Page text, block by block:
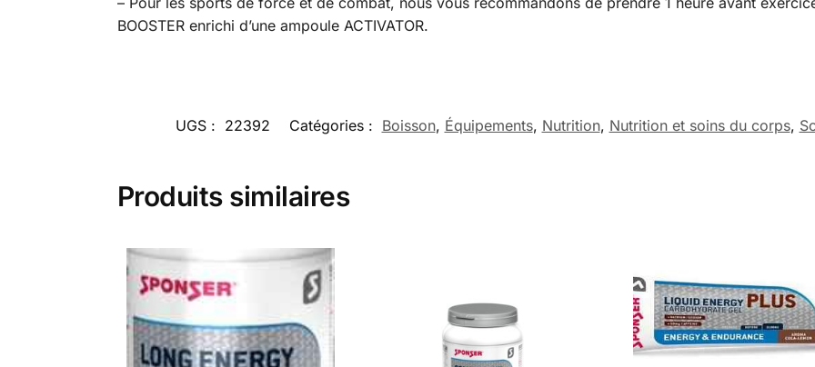
BOOSTER enrichi d’une ampoule ACTIVATOR.
UGS : 22392 Catégories : Boisson, Équipements, Nutrition, Nutrition et soins du corps,
Produits similaires